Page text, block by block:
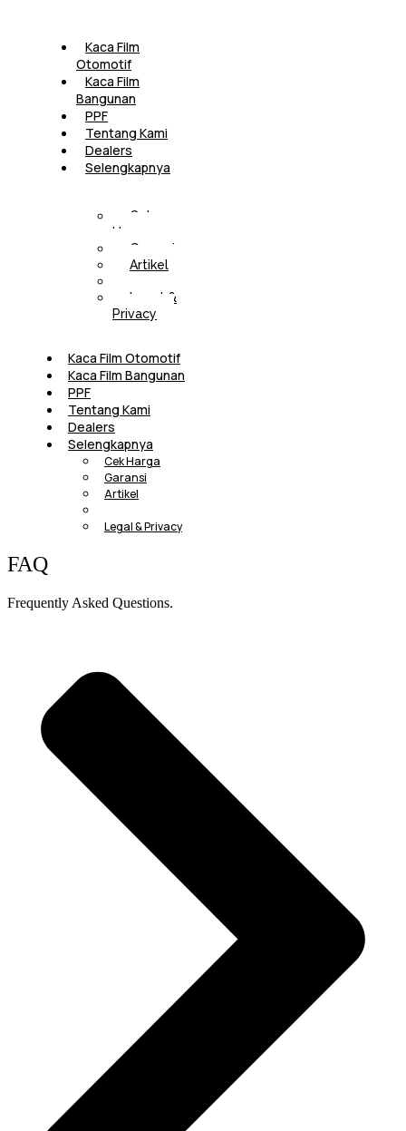
Kaca Film
Otomotif
Kaca Film
Bangunan
PPF
Tentang Kami
Dealers
Selengkapnya
Cek
Harga
Garansi
Artikel
Legal &
Privacy
Kaca Film Otomotif
Kaca Film Bangunan
PPF
Tentang Kami
Dealers
Selengkapnya
Cek Harga
Garansi
Artikel
Legal & Privacy
FAQ
Frequently Asked Questions.